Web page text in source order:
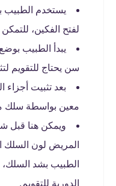
يستخدم
لفتح الفكين،
يبدأ الطبيب
سن يحتاج للتقويم
بعد تثبيت
معين بواسطة
ويمكن هنا قبل
المريض لون السلك
الطبيب بشد السلك،
الدورية للتقويم.